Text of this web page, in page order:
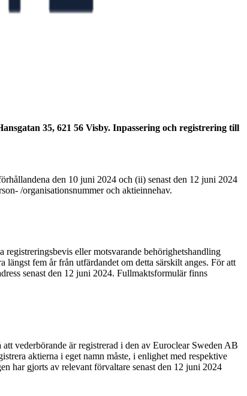
35, 621 56 Visby. Inpassering och registrering till
den 10 juni 2024 och (ii) senast den 12 juni 2024
/organisationsnummer och aktieinnehav.
eller motsvarande behörighetshandling
fem år från utfärdandet om detta särskilt anges. För att
senast den 12 juni 2024. Fullmaktsformulär finns
vederbörande är registrerad i den av Euroclear Sweden AB
aktierna i eget namn måste, i enlighet med respektive
har gjorts av relevant förvaltare senast den 12 juni 2024